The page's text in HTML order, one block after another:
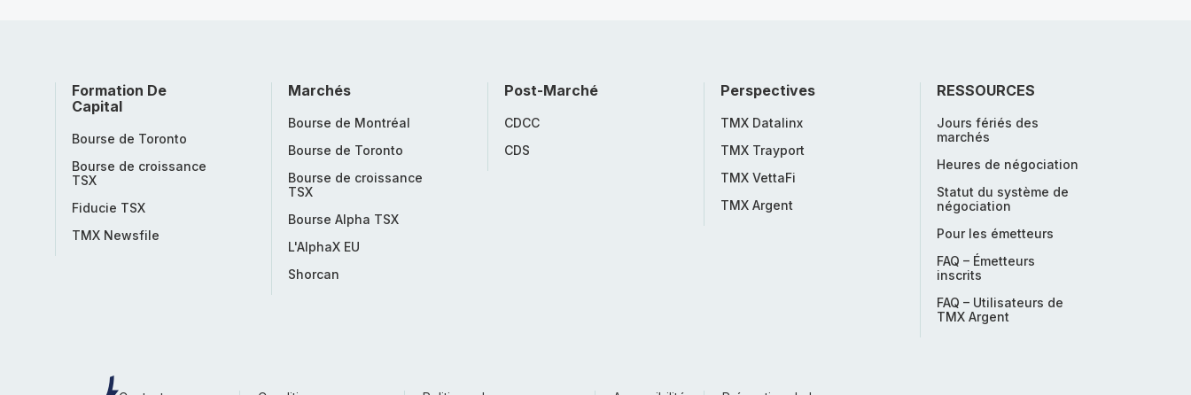
Formation De
Capital
Bourse de Toronto
Bourse de croissance
TSX
Fiducie TSX
TMX Newsfile
Marchés
Bourse de Montréal
Bourse de Toronto
Bourse de croissance
TSX
Bourse Alpha TSX
L'AlphaX EU
Shorcan
Post-Marché
CDCC
CDS
Perspectives
TMX Datalinx
TMX Trayport
TMX VettaFi
TMX Argent
RESSOURCES
Jours fériés des
marchés
Heures de négociation
Statut du système de
négociation
Pour les émetteurs
FAQ – Émetteurs
inscrits
FAQ – Utilisateurs de
TMX Argent